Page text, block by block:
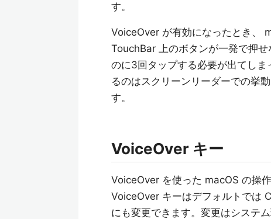
す。
VoiceOver が有効になったとき、
TouchBar 上のボタンが一発で押
のに3回タップする必要が出てし
るのはスクリーンリーダーでの挙
す。
VoiceOver キー
VoiceOver を使った macOS の操
VoiceOver キーはデフォルトでは
にも変更できます。変更はシステ